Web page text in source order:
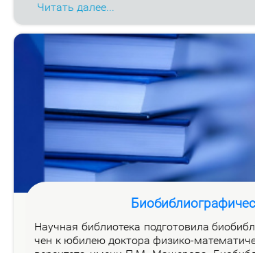
Читать далее...
На­уч­ная биб­лио­те­ка под­го­то­ви­ла
чен к юби­лею док­то­ра физи­ко-